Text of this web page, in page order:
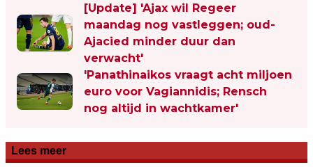
[Update] 'Ajax wil Regeer
maandag nog vastleggen; oud-
Ajacied minder duur dan
verwacht'
'Panathinaikos vraagt acht miljoen
euro voor Vagiannidis; Rensch
nog altijd in wachtkamer'